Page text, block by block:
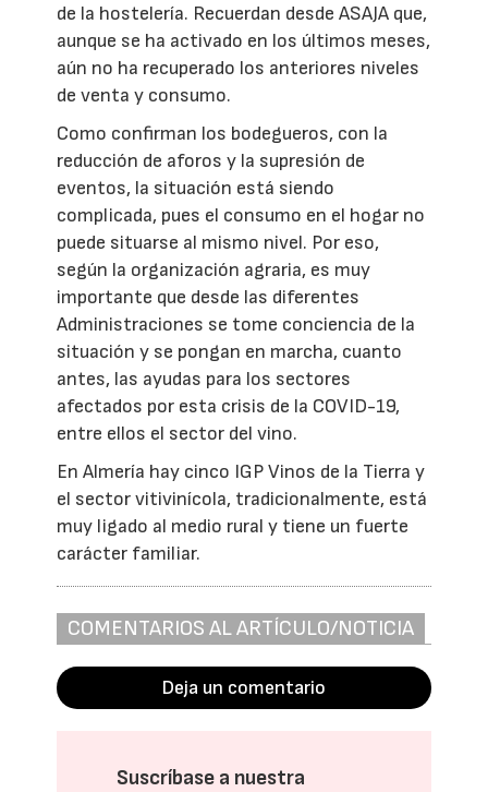
de la hostelería. Recuerdan desde ASAJA que,
aunque se ha activado en los últimos meses,
aún no ha recuperado los anteriores niveles
de venta y consumo.
Como confirman los bodegueros, con la
reducción de aforos y la supresión de
eventos, la situación está siendo
complicada, pues el consumo en el hogar no
puede situarse al mismo nivel. Por eso,
según la organización agraria, es muy
importante que desde las diferentes
Administraciones se tome conciencia de la
situación y se pongan en marcha, cuanto
antes, las ayudas para los sectores
afectados por esta crisis de la COVID-19,
entre ellos el sector del vino.
En Almería hay cinco IGP Vinos de la Tierra y
el sector vitivinícola, tradicionalmente, está
muy ligado al medio rural y tiene un fuerte
carácter familiar.
COMENTARIOS AL ARTÍCULO/NOTICIA
Deja un comentario
Suscríbase a nuestra